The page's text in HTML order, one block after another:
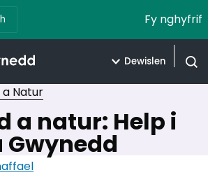
Fy nghyfrif
Dewislen
a Natur
a natur: Help i